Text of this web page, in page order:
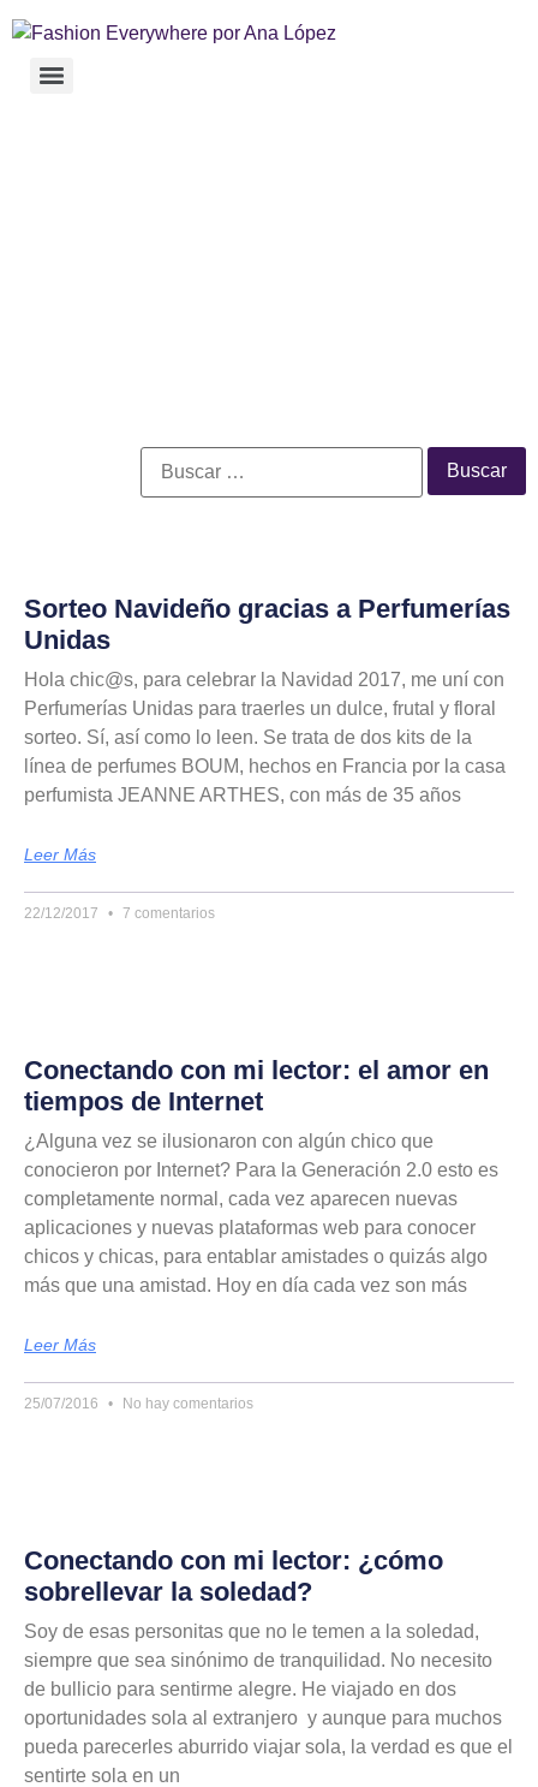
Sorteo Navideño gracias a Perfumerías
Unidas
Hola chic@s, para celebrar la Navidad 2017, me uní con
Perfumerías Unidas para traerles un dulce, frutal y floral
sorteo. Sí, así como lo leen. Se trata de dos kits de la
línea de perfumes BOUM, hechos en Francia por la casa
perfumista JEANNE ARTHES, con más de 35 años
Leer Más
22/12/2017 7 comentarios
Conectando con mi lector: el amor en
tiempos de Internet
¿Alguna vez se ilusionaron con algún chico que
conocieron por Internet? Para la Generación 2.0 esto es
completamente normal, cada vez aparecen nuevas
aplicaciones y nuevas plataformas web para conocer
chicos y chicas, para entablar amistades o quizás algo
más que una amistad. Hoy en día cada vez son más
Leer Más
25/07/2016 No hay comentarios
Conectando con mi lector: ¿cómo
sobrellevar la soledad?
Soy de esas personitas que no le temen a la soledad,
siempre que sea sinónimo de tranquilidad. No necesito
de bullicio para sentirme alegre. He viajado en dos
oportunidades sola al extranjero y aunque para muchos
pueda parecerles aburrido viajar sola, la verdad es que el
sentirte sola en un